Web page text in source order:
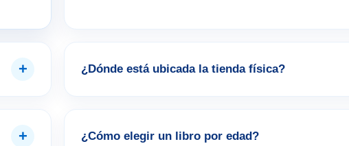
+ ¿Dónde está ubicada la tienda física?
+ ¿Cómo elegir un libro por edad?